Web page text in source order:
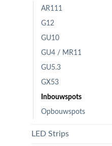
AR111
G12
GU10
GU4 / MR11
GU5.3
GX53
Inbouwspots
Opbouwspots
LED Strips